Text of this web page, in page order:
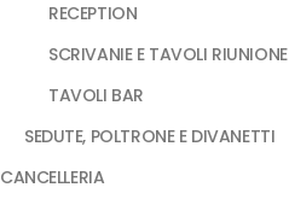
RECEPTION
SCRIVANIE E TAVOLI RIUNIONE
TAVOLI BAR
SEDUTE, POLTRONE E DIVANETTI
CANCELLERIA